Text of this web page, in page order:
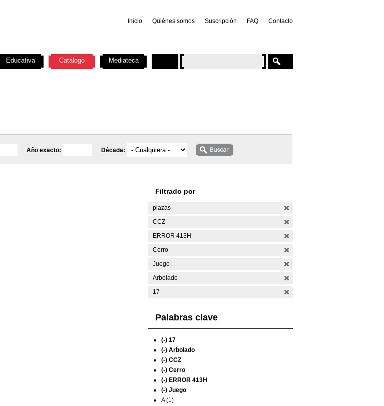
Inicio Quiénes somos Suscripción FAQ Contacto
Año exacto: Década:
Filtrado por
plazas
CCZ
ERROR 413H
Cerro
Juego
Arbolado
17
Palabras clave
(-) 17
(-) Arbolado
(-) CCZ
(-) Cerro
(-) ERROR 413H
(-) Juego
A (1)
Educativa Catálogo Mediateca